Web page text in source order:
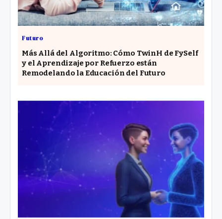
Futuro
Más Allá del Algoritmo: Cómo TwinH de FySelf
y el Aprendizaje por Refuerzo están
Remodelando la Educación del Futuro